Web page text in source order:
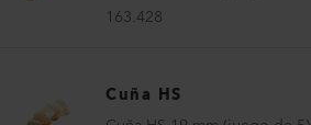
163.428
Cuña HS